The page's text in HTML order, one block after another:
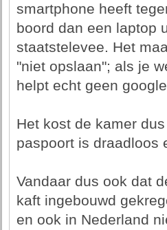
smartphone heeft
boord dan een laptop
staatstelevee. Het
"niet opslaan"; als je
helpt echt geen
Het kost de kamer
paspoort is draadloos
Vandaar dus ook dat
kaft ingebouwd
en ook in Nederland